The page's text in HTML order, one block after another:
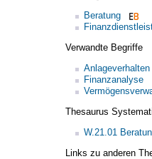
Beratung
Verwandte Begriffe
Anlageverhalten
Finanzanalyse
Thesaurus
W.21.01
Links zu anderen